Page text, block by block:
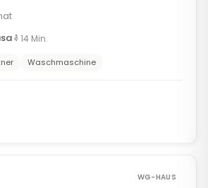
14 Min.
Waschmaschine
WG-HAUS